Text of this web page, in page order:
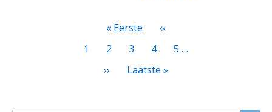
Eerste
pagina
« Eerste
Vorige
pagina
‹‹
Page
1 Page
2
Huidige
3 Page
4 Page
5 …
Volgende
››
Laatste
Laatste »